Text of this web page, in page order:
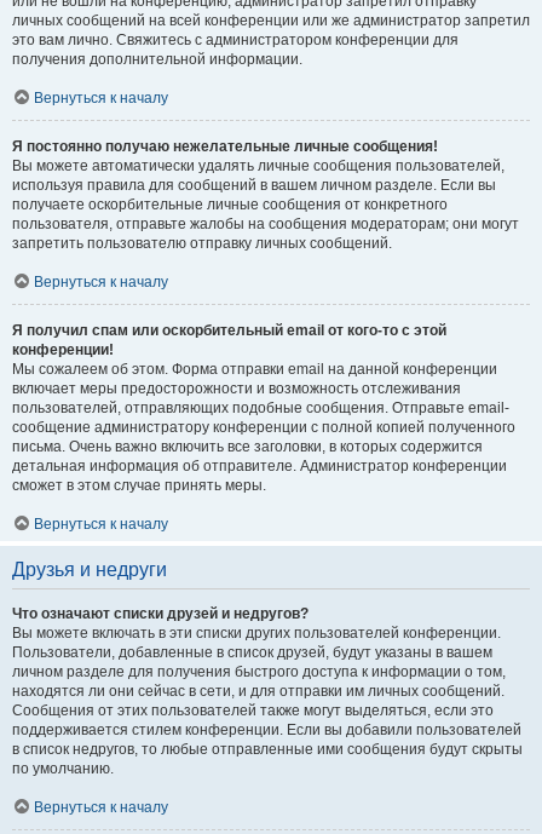
личных сообщений на всей конференции или же администратор запретил
это вам лично. Свяжитесь с администратором конференции для
получения дополнительной информации.
Вернуться к началу
Я постоянно получаю нежелательные личные сообщения!
Вы можете автоматически удалять личные сообщения пользователей,
используя правила для сообщений в вашем личном разделе. Если вы
получаете оскорбительные личные сообщения от конкретного
пользователя, отправьте жалобы на сообщения модераторам; они могут
запретить пользователю отправку личных сообщений.
Вернуться к началу
Я получил спам или оскорбительный email от кого-то с этой
конференции!
Мы сожалеем об этом. Форма отправки email на данной конференции
включает меры предосторожности и возможность отслеживания
пользователей, отправляющих подобные сообщения. Отправьте email-
сообщение администратору конференции с полной копией полученного
письма. Очень важно включить все заголовки, в которых содержится
детальная информация об отправителе. Администратор конференции
сможет в этом случае принять меры.
Вернуться к началу
Друзья и недруги
Что означают списки друзей и недругов?
Вы можете включать в эти списки других пользователей конференции.
Пользователи, добавленные в список друзей, будут указаны в вашем
личном разделе для получения быстрого доступа к информации о том,
находятся ли они сейчас в сети, и для отправки им личных сообщений.
Сообщения от этих пользователей также могут выделяться, если это
поддерживается стилем конференции. Если вы добавили пользователей
в список недругов, то любые отправленные ими сообщения будут скрыты
по умолчанию.
Вернуться к началу